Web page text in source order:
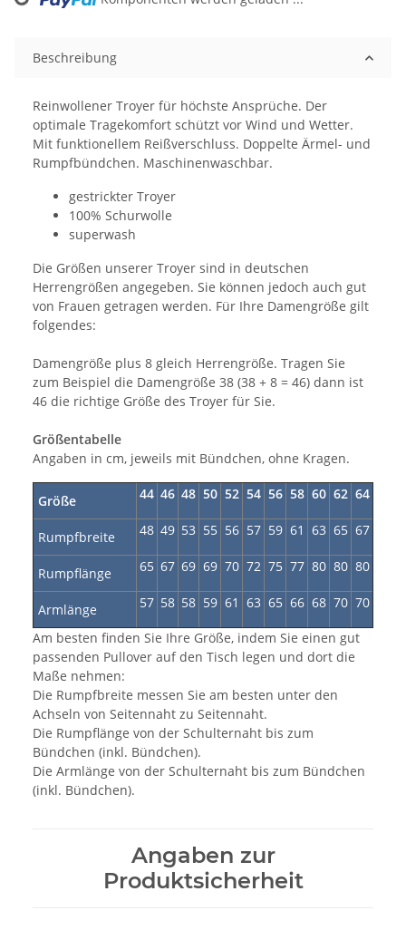
Beschreibung
Reinwollener Troyer für höchste Ansprüche. Der
optimale Tragekomfort schützt vor Wind und Wetter.
Mit funktionellem Reißverschluss. Doppelte Ärmel- und
Rumpfbündchen. Maschinenwaschbar.
gestrickter Troyer
100% Schurwolle
superwash
Die Größen unserer Troyer sind in deutschen
Herrengrößen angegeben. Sie können jedoch auch gut
von Frauen getragen werden. Für Ihre Damengröße gilt
folgendes:
Damengröße plus 8 gleich Herrengröße. Tragen Sie
zum Beispiel die Damengröße 38 (38 + 8 = 46) dann ist
46 die richtige Größe des Troyer für Sie.
Größentabelle
Angaben in cm, jeweils mit Bündchen, ohne Kragen.
Größe 44 46 48 50 52 54 56 58 60 62 64
Rumpfbreite 48 49 53 55 56 57 59 61 63 65 67
Rumpflänge 65 67 69 69 70 72 75 77 80 80 80
Armlänge 57 58 58 59 61 63 65 66 68 70 70
Am besten finden Sie Ihre Größe, indem Sie einen gut
passenden Pullover auf den Tisch legen und dort die
Maße nehmen:
Die Rumpfbreite messen Sie am besten unter den
Achseln von Seitennaht zu Seitennaht.
Die Rumpflänge von der Schulternaht bis zum
Bündchen (inkl. Bündchen).
Die Armlänge von der Schulternaht bis zum Bündchen
(inkl. Bündchen).
Angaben zur
Produktsicherheit